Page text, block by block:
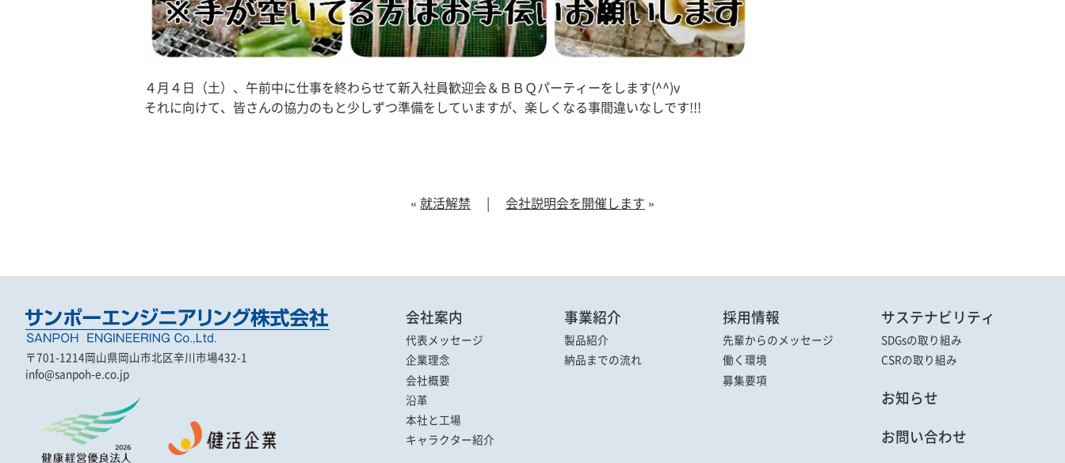
４月４日（土）、午前中に仕事を終わらせて新入社員歓迎会＆ＢＢＱパーティーをします(^^)v
それに向けて、皆さんの協力のもと少しずつ準備をしていますが、楽しくなる事間違いなしです!!!
« 就活解禁 | 会社説明会を開催します »
〒701-1214岡山県岡山市北区辛川市場432-1
info@sanpoh-e.co.jp
会社案内
代表メッセージ
企業理念
会社概要
沿革
本社と工場
キャラクター紹介
事業紹介
製品紹介
納品までの流れ
採用情報
先輩からのメッセージ
働く環境
募集要項
サステナビリティ
SDGsの取り組み
CSRの取り組み
お知らせ
お問い合わせ